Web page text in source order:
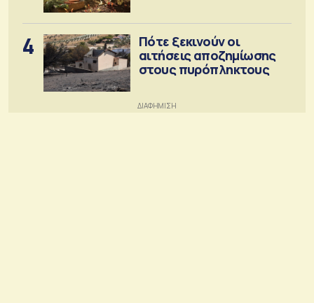
4
Πότε ξεκινούν οι
αιτήσεις αποζημίωσης
στους πυρόπληκτους